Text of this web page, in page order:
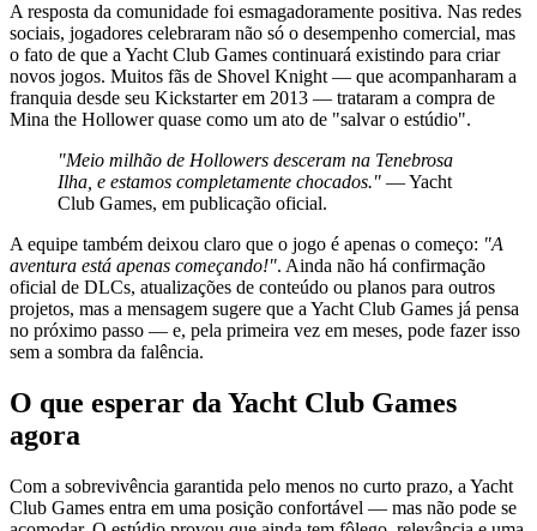
A resposta da comunidade foi esmagadoramente positiva. Nas redes
sociais, jogadores celebraram não só o desempenho comercial, mas
o fato de que a Yacht Club Games continuará existindo para criar
novos jogos. Muitos fãs de Shovel Knight — que acompanharam a
franquia desde seu Kickstarter em 2013 — trataram a compra de
Mina the Hollower quase como um ato de "salvar o estúdio".
"Meio milhão de Hollowers desceram na Tenebrosa
Ilha, e estamos completamente chocados." — Yacht
Club Games, em publicação oficial.
A equipe também deixou claro que o jogo é apenas o começo: "A
aventura está apenas começando!". Ainda não há confirmação
oficial de DLCs, atualizações de conteúdo ou planos para outros
projetos, mas a mensagem sugere que a Yacht Club Games já pensa
no próximo passo — e, pela primeira vez em meses, pode fazer isso
sem a sombra da falência.
O que esperar da Yacht Club Games
agora
Com a sobrevivência garantida pelo menos no curto prazo, a Yacht
Club Games entra em uma posição confortável — mas não pode se